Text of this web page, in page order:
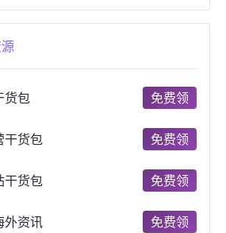
商服务广州跨境电商
商创业跨境电商注册
商营销
境电商跨境电商案例
商趋势
境电商
跨境电商
巴跨境电商
货包 免费领
干货包 免费领
干货包 免费领
外资讯 免费领